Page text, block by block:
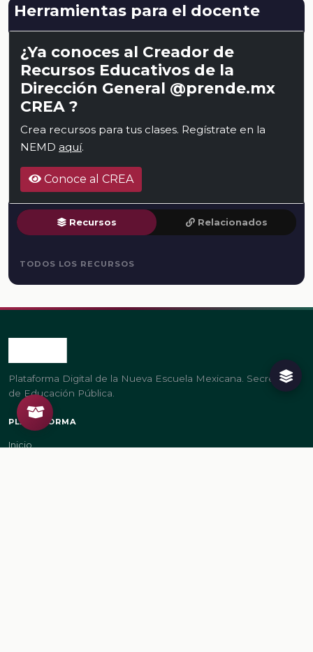
Herramientas para el docente
¿Ya conoces al Creador de
Recursos Educativos de la
Dirección General @prende.mx
CREA ?
Crea recursos para tus clases. Regístrate en la
NEMD aquí.
Conoce al CREA
Recursos Relacionados
TODOS LOS RECURSOS
Plataforma Digital de la Nueva Escuela Mexicana. Secretaría
de Educación Pública.
PLATAFORMA
Inicio